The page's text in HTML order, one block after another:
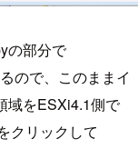
の部分で
ので、このままイ
域をESXi4.1側で
クリックして